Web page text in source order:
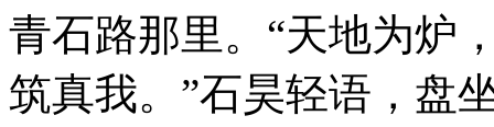
青石路那里。“天地为炉
筑真我。”石昊轻语，盘